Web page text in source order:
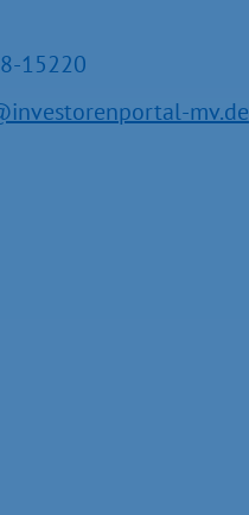
15220
mv.de